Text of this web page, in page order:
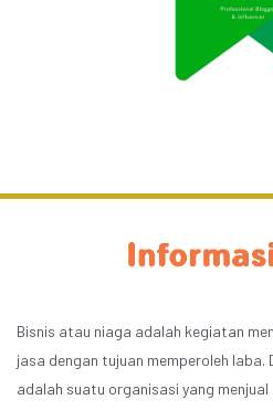
Bisnis atau niaga adalah kegiatan
jasa dengan tujuan memperoleh laba.
adalah suatu organisasi yang